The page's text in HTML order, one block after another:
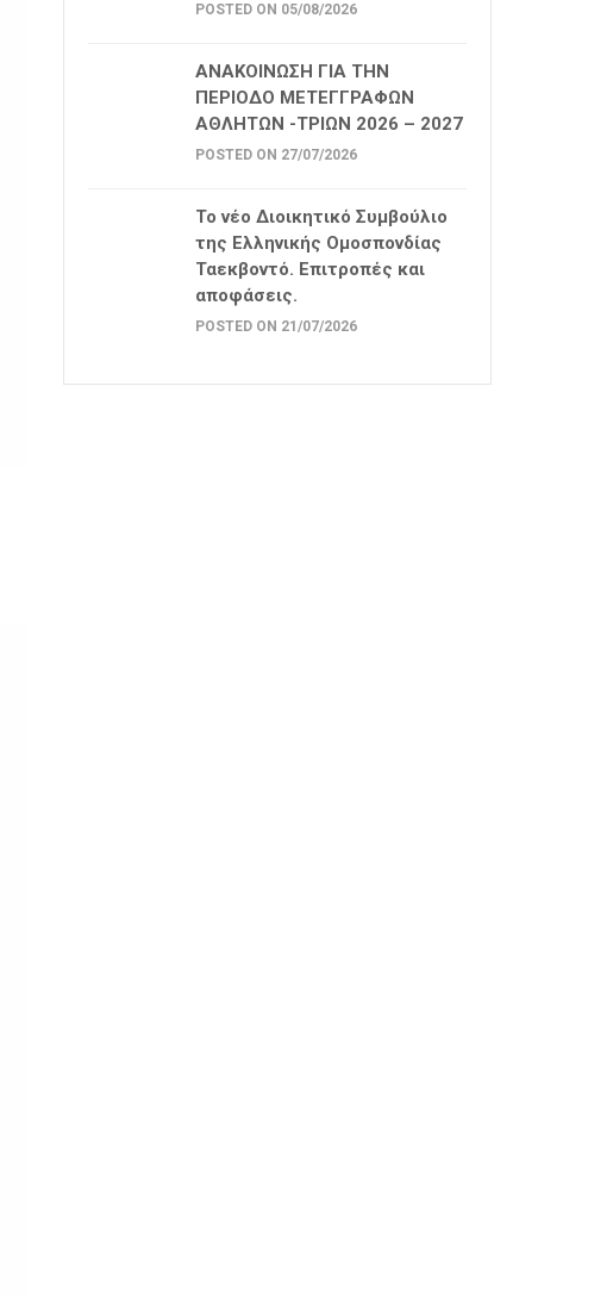
POSTED ON 05/08/2026
ΑΝΑΚΟΙΝΩΣΗ ΓΙΑ ΤΗΝ
ΠΕΡΙΟΔΟ ΜΕΤΕΓΓΡΑΦΩΝ
ΑΘΛΗΤΩΝ -ΤΡΙΩΝ 2026 – 2027
POSTED ON 27/07/2026
Το νέο Διοικητικό Συμβούλιο
της Ελληνικής Ομοσπονδίας
Ταεκβοντό. Επιτροπές και
αποφάσεις.
POSTED ON 21/07/2026